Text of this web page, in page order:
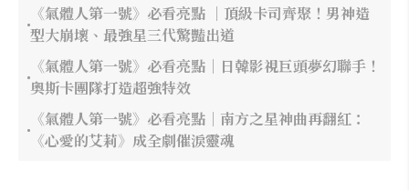
《氣體人第一號》必看亮點 ｜頂級卡司齊聚！男神造
型大崩壞、最強星三代驚豔出道
《氣體人第一號》必看亮點｜日韓影視巨頭夢幻聯手！
奧斯卡團隊打造超強特效
《氣體人第一號》必看亮點｜南方之星神曲再翻紅：
《心愛的艾莉》成全劇催淚靈魂